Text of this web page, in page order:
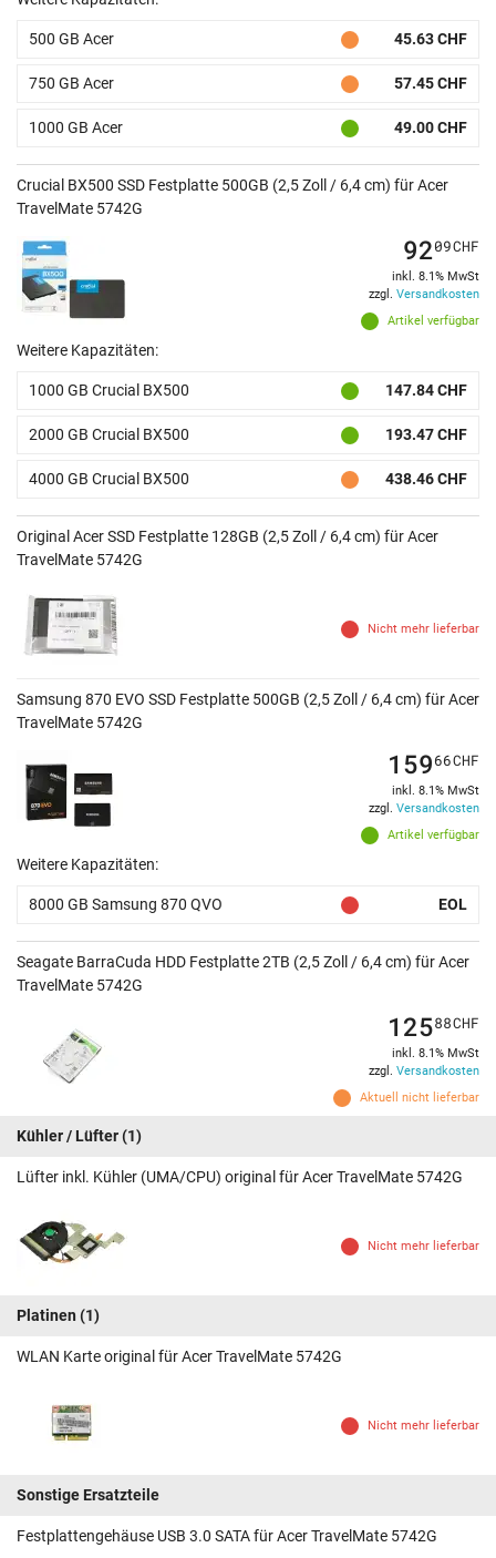
500 GB Acer 45.63 CHF
750 GB Acer 57.45 CHF
1000 GB Acer 49.00 CHF
Crucial BX500 SSD Festplatte 500GB (2,5 Zoll / 6,4 cm) für Acer
TravelMate 5742G
Artikel verfügbar
9209CHF
inkl. 8.1% MwSt
zzgl. Versandkosten
Weitere Kapazitäten:
1000 GB Crucial BX500 147.84 CHF
2000 GB Crucial BX500 193.47 CHF
4000 GB Crucial BX500 438.46 CHF
Original Acer SSD Festplatte 128GB (2,5 Zoll / 6,4 cm) für Acer
TravelMate 5742G
Nicht mehr lieferbar
Samsung 870 EVO SSD Festplatte 500GB (2,5 Zoll / 6,4 cm) für Acer
TravelMate 5742G
Artikel verfügbar
15966CHF
inkl. 8.1% MwSt
zzgl. Versandkosten
Weitere Kapazitäten:
8000 GB Samsung 870 QVO EOL
Seagate BarraCuda HDD Festplatte 2TB (2,5 Zoll / 6,4 cm) für Acer
TravelMate 5742G
Aktuell nicht lieferbar
12588CHF
inkl. 8.1% MwSt
zzgl. Versandkosten
Kühler / Lüfter(1)
Lüfter inkl. Kühler (UMA/CPU) original für Acer TravelMate 5742G
Nicht mehr lieferbar
Platinen (1)
WLAN Karte original für Acer TravelMate 5742G
Nicht mehr lieferbar
Sonstige Ersatzteile
Festplattengehäuse USB 3.0 SATA für Acer TravelMate 5742G